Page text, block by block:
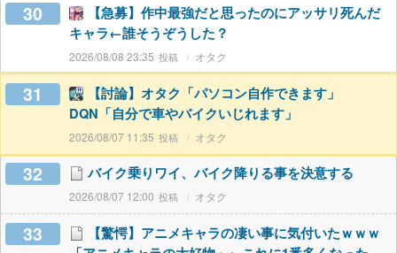
30
【急募】作中最強だと思ったのにアッサリ死んだ
キャラ←誰そうぞうした？
2026/08/08 23:35 オタク
31
【討論】オタク「パソコン自作できます」
DQN「自分で車やバイクいじれます」
2026/08/07 11:35 オタク
32 バイク乗りワイ、バイク降りる事を決意する
2026/08/07 12:00 オタク
33
【驚愕】アニメキャラの凄い事に気付いたｗｗｗ